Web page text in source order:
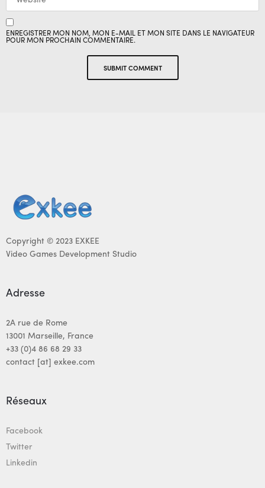
ENREGISTRER MON NOM, MON E-MAIL ET MON SITE DANS LE NAVIGATEUR
POUR MON PROCHAIN COMMENTAIRE.
Copyright © 2023 EXKEE
Video Games Development Studio
Adresse
2A rue de Rome
13001 Marseille, France
+33 (0)4 86 68 29 33
contact [at] exkee.com
Réseaux
Facebook
Twitter
Linkedin